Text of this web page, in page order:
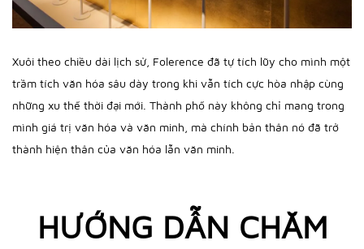
Xuôi theo chiều dài lịch sử, Folerence đã tự tích lũy cho mình một
trầm tích văn hóa sâu dày trong khi vẫn tích cực hòa nhập cùng
những xu thế thời đại mới. Thành phố này không chỉ mang trong
mình giá trị văn hóa và văn minh, mà chính bản thân nó đã trở
thành hiện thân của văn hóa lẫn văn minh.
HƯỚNG DẪN CHĂM